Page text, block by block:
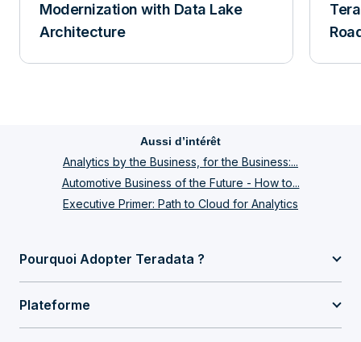
Modernization with Data Lake
Architecture
Aussi d’intérêt
Analytics by the Business, for the Business:...
Automotive Business of the Future - How to...
Executive Primer: Path to Cloud for Analytics
Pourquoi Adopter Teradata ?
Plateforme